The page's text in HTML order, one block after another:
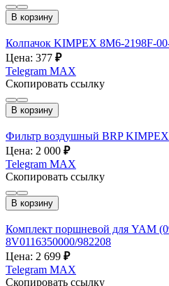
В корзину
Колпачок KIMPEX 8M6-2198F-
Цена: 377 ₽
Telegram MAX
Скопировать ссылку
В корзину
Фильтр воздушный BRP KIMPEX
Цена: 2 000 ₽
Telegram MAX
Скопировать ссылку
В корзину
Комплект поршневой для YAM
8V0116350000/982208
Цена: 2 699 ₽
Telegram MAX
Скопировать ссылку